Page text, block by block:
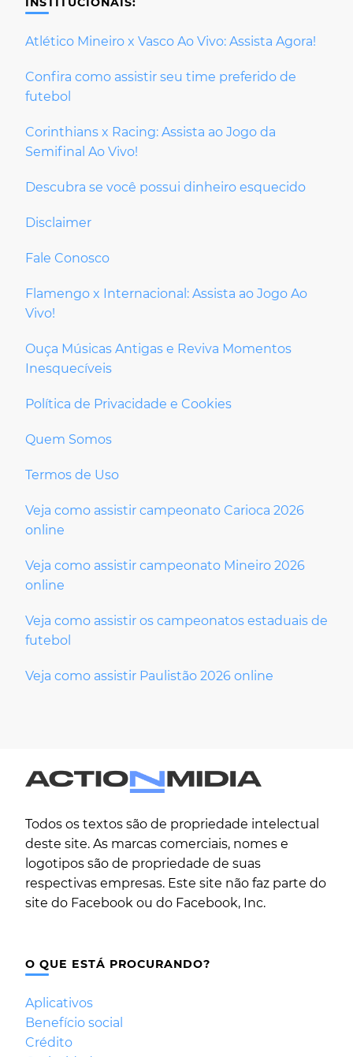
Atlético Mineiro x Vasco Ao Vivo: Assista Agora!
Confira como assistir seu time preferido de
futebol
Corinthians x Racing: Assista ao Jogo da
Semifinal Ao Vivo!
Descubra se você possui dinheiro esquecido
Disclaimer
Fale Conosco
Flamengo x Internacional: Assista ao Jogo Ao
Vivo!
Ouça Músicas Antigas e Reviva Momentos
Inesquecíveis
Política de Privacidade e Cookies
Quem Somos
Termos de Uso
Veja como assistir campeonato Carioca 2026
online
Veja como assistir campeonato Mineiro 2026
online
Veja como assistir os campeonatos estaduais de
futebol
Veja como assistir Paulistão 2026 online
Todos os textos são de propriedade intelectual
deste site. As marcas comerciais, nomes e
logotipos são de propriedade de suas
respectivas empresas. Este site não faz parte do
site do Facebook ou do Facebook, Inc.
O QUE ESTÁ PROCURANDO?
Aplicativos
Benefício social
Crédito